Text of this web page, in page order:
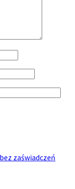
zaświadczeń